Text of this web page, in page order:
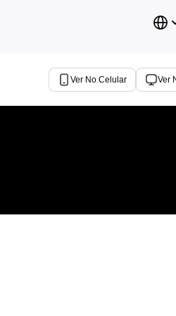
Ver No Celular Ver